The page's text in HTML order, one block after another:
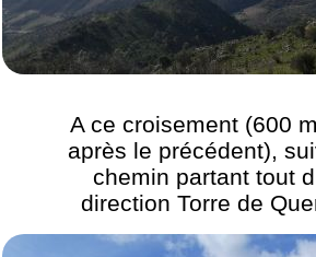
A ce croisement (600
après le précédent),
chemin partant tout
direction Torre de